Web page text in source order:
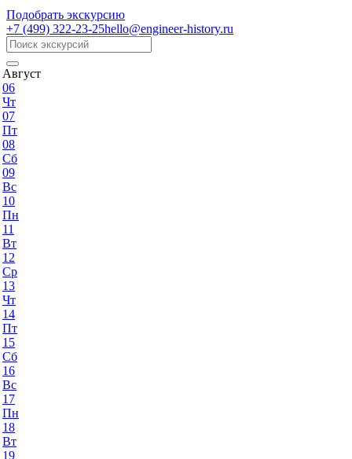
Подобрать экскурсию
+7 (499) 322-23-25hello@engineer-history.ru
Август
06
Чт
07
Пт
08
Сб
09
Вс
10
Пн
11
Вт
12
Ср
13
Чт
14
Пт
15
Сб
16
Вс
17
Пн
18
Вт
19